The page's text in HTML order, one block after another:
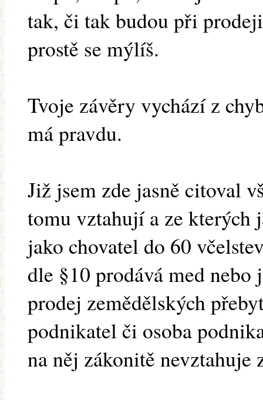
tak, či tak budou při
prostě se mýlíš.
Tvoje závěry vychází z
má pravdu.
Již jsem zde jasně citoval
tomu vztahují a ze kterých
jako chovatel do 60
dle §10 prodává med
prodej zemědělských
podnikatel či osoba
na něj zákonitě nevztahuje